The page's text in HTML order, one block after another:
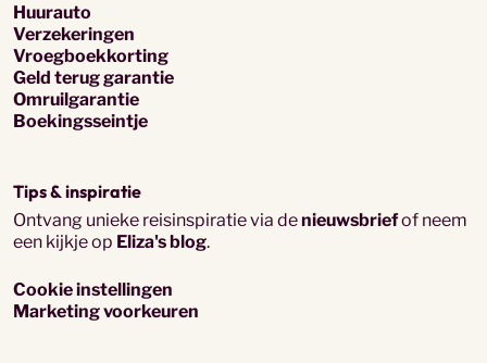
Huurauto
Verzekeringen
Vroegboekkorting
Geld terug garantie
Omruilgarantie
Boekingsseintje
Tips & inspiratie
Ontvang unieke reisinspiratie via denieuwsbriefof neem
een kijkje op Eliza's blog.
Cookie instellingen
Marketing voorkeuren